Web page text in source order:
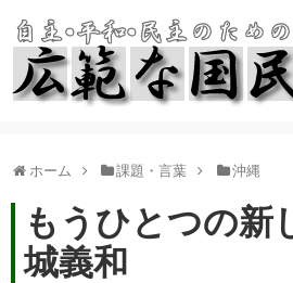
ホーム 課題・言葉 沖縄
もうひとつの新
城義和